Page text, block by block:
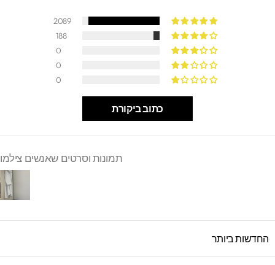
2089
188
0
0
0
כתוב ביקורת
תמונות וסרטים שאנשים צילמו
SORT